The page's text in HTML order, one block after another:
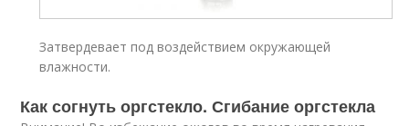
Затвердевает под воздействием окружающей
влажности.
Как согнуть оргстекло. Сгибание оргстекла